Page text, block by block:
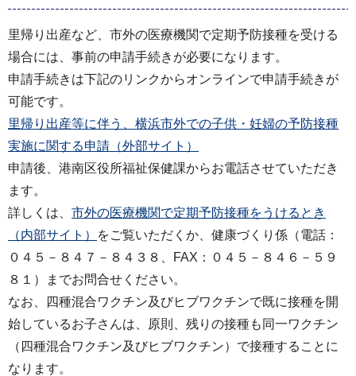
里帰り出産など、市外の医療機関で定期予防接種を受ける
場合には、事前の申請手続きが必要になります。
申請手続きは下記のリンクからオンラインで申請手続きが
可能です。
里帰り出産等に伴う、横浜市外での子供・妊婦の予防接種
実施に関する申請（外部サイト）
申請後、港南区役所福祉保健課からお電話させていただき
ます。
詳しくは、 市外の医療機関で定期予防接種をうけるとき
（内部サイト）
をご覧いただくか、健康づくり係（電話：
０４５－８４７－８４３８、FAX：０４５－８４６－５９
８１）までお問合せください。
なお、四種混合ワクチン及びヒブワクチンで既に接種を開
始しているお子さんは、原則、残りの接種も同一ワクチン
（四種混合ワクチン及びヒブワクチン）で接種することに
なります。